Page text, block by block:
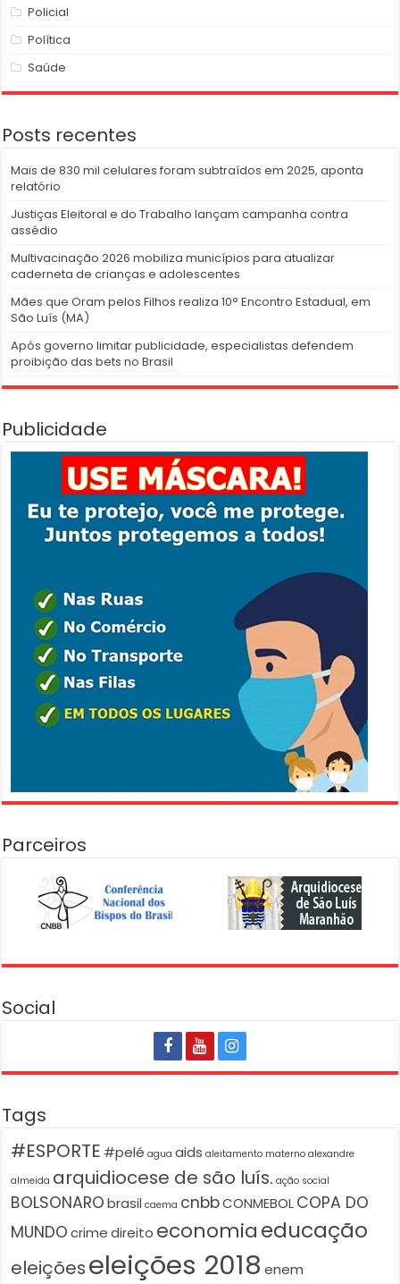
Policial
Política
Saúde
Posts recentes
Mais de 830 mil celulares foram subtraídos em 2025, aponta
relatório
Justiças Eleitoral e do Trabalho lançam campanha contra
assédio
Multivacinação 2026 mobiliza municípios para atualizar
caderneta de crianças e adolescentes
Mães que Oram pelos Filhos realiza 10° Encontro Estadual, em
São Luís (MA)
Após governo limitar publicidade, especialistas defendem
proibição das bets no Brasil
Publicidade
Parceiros
Social
Tags
#ESPORTE #pelé agua aids aleitamento materno alexandre
almeida arquidiocese de são luís. ação social
BOLSONARO brasil caema cnbbCONMEBOLCOPA DO
MUNDO crime direito economiaeducação
eleiçõeseleições 2018 enem